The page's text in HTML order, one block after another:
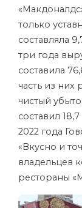
только
составляла
три года
составила
часть из них
чистый
составил
2022 года
«Вкусно и
владельцев
рестораны